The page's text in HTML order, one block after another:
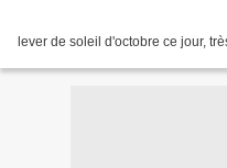
lever de soleil d'octobre ce jour,